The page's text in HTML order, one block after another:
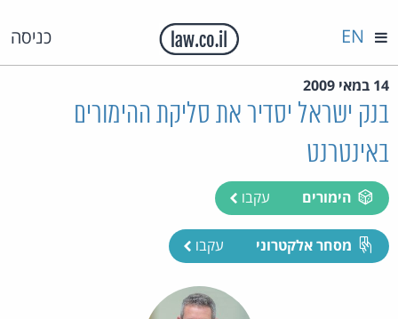
כניסה EN
14 במאי 2009
בנק ישראל יסדיר את סליקת ההימורים
באינטרנט
הימורים עקבו
מסחר אלקטרוני עקבו